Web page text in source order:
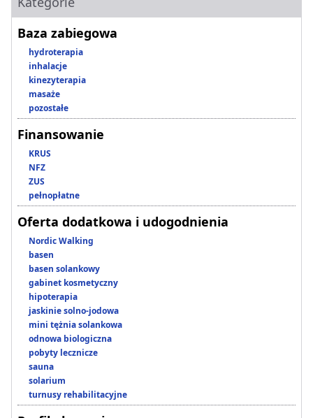
Baza zabiegowa
hydroterapia
inhalacje
kinezyterapia
masaże
pozostałe
Finansowanie
KRUS
NFZ
ZUS
pełnopłatne
Oferta dodatkowa i udogodnienia
Nordic Walking
basen
basen solankowy
gabinet kosmetyczny
hipoterapia
jaskinie solno-jodowa
mini tężnia solankowa
odnowa biologiczna
pobyty lecznicze
sauna
solarium
turnusy rehabilitacyjne